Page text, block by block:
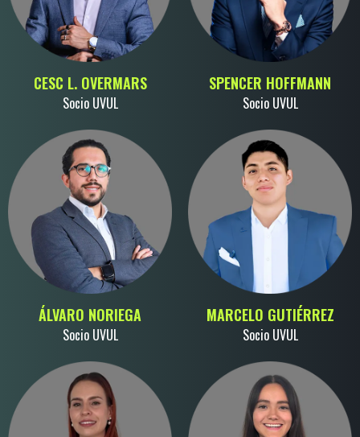
CESC L. OVERMARS
Socio UVUL
SPENCER HOFFMANN
Socio UVUL
ÁLVARO NORIEGA
Socio UVUL
MARCELO GUTIÉRREZ
Socio UVUL